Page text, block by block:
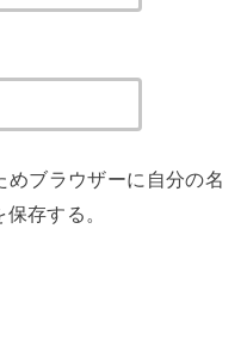
ブラウザーに自分の名
存する。